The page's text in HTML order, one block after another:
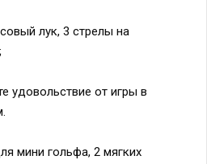
лук, 3 стрелы на
удовольствие от игры в
мини гольфа, 2 мягких